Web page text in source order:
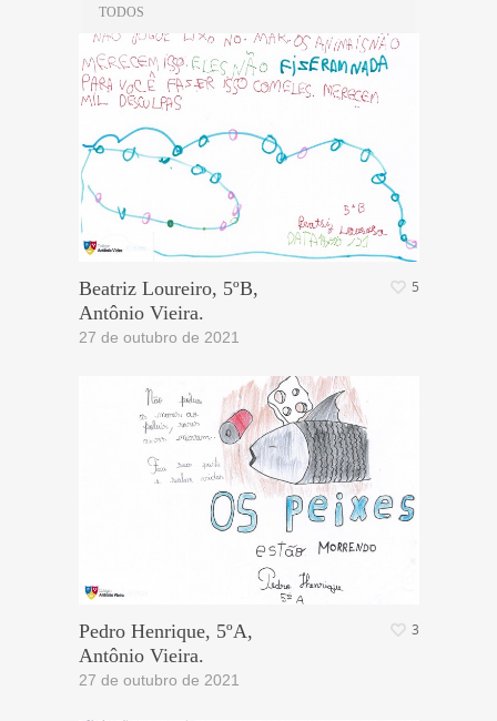
TODOS
Beatriz Loureiro, 5ºB,
Antônio Vieira.
27 de outubro de 2021
5
Pedro Henrique, 5ºA,
Antônio Vieira.
27 de outubro de 2021
3